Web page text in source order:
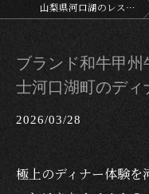
山梨県河口湖のレストランならサラスヴァティー
ブランド和牛甲
士河口湖町のディ
2026/03/28
極上のディナー体験